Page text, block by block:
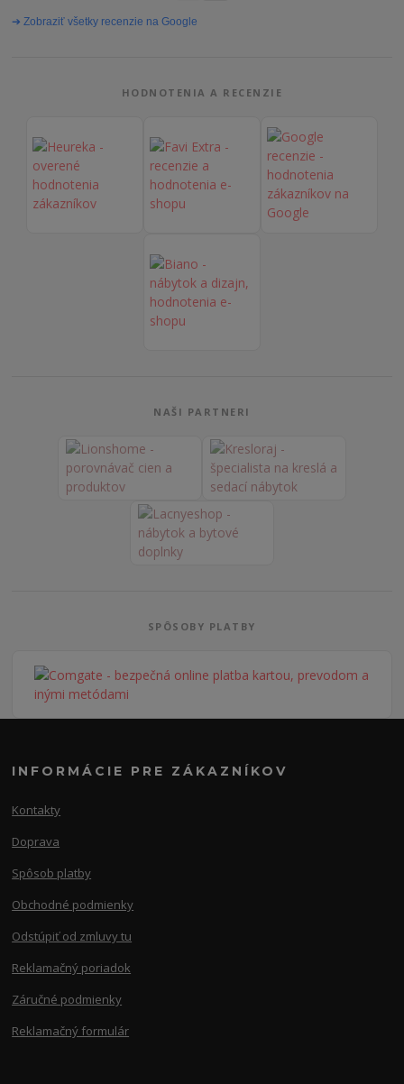
➔ Zobraziť všetky recenzie na Google
HODNOTENIA A RECENZIE
NAŠI PARTNERI
SPÔSOBY PLATBY
INFORMÁCIE PRE ZÁKAZNÍKOV
Kontakty
Doprava
Spôsob platby
Obchodné podmienky
Odstúpiť od zmluvy tu
Reklamačný poriadok
Záručné podmienky
Reklamačný formulár